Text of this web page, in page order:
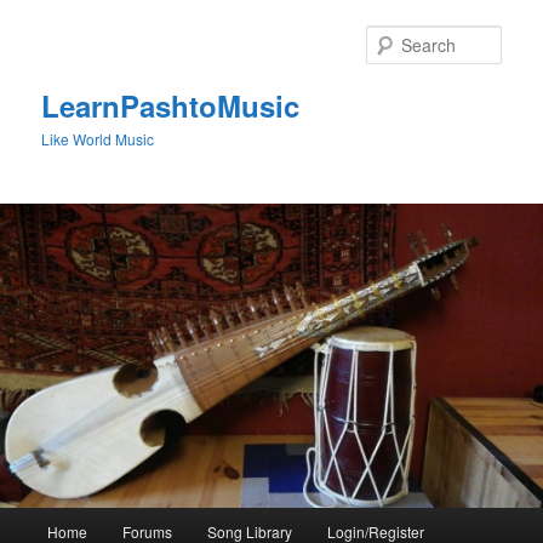
LearnPashtoMusic
Like World Music
Home Forums Song Library Login/Register